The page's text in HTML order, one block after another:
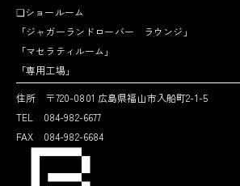
❏ショールーム
「ジャガーランドローバー ラウンジ」
「マセラティルーム」
「専用工場」
住所 〒720-0801 広島県福山市入船町2-1-5
TEL 084-982-6677
FAX 084-982-6684